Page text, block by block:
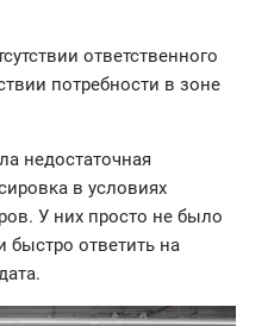
ответственного
потребности в зоне
недостаточная
в условиях
У них просто не было
быстро ответить на